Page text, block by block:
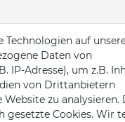
Technologien auf
Daten von
IP-Adresse), um z.B.
von Drittanbietern
zu analysieren.
Cookies. Wir